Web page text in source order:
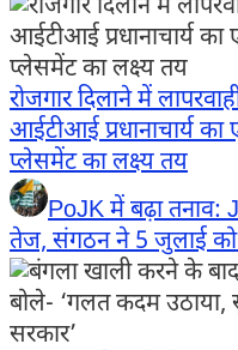
रोजगार दिलाने में
आईटीआई प्रधानाचार्य
प्लेसमेंट का लक्ष्य तय
PoJK में बढ़ा तनाव:
तेज, संगठन ने 5 जुलाई को